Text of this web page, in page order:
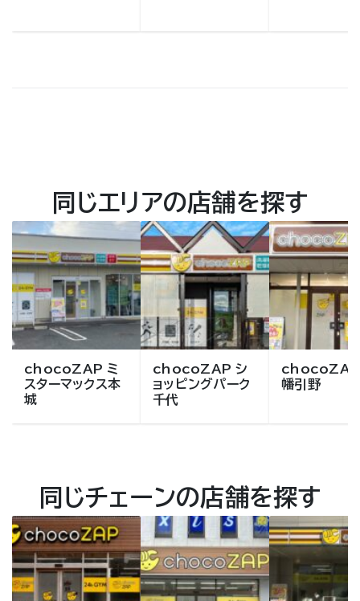
同じエリアの店舗を探す
chocoZAP ミ
スターマックス本
城
chocoZAP シ
ョッピングパーク
千代
chocoZAP
幡引野
同じチェーンの店舗を探す